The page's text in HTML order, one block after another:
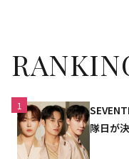
1
隊日が